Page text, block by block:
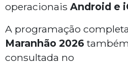
operacionais Android e
A programação
Maranhão 2026
consultada no